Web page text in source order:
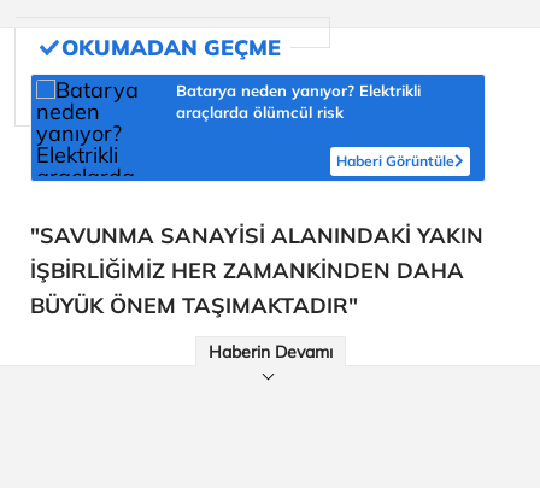
Batarya neden yanıyor? Elektrikli
araçlarda ölümcül risk
Haberi Görüntüle
"SAVUNMA SANAYİSİ ALANINDAKİ YAKIN
İŞBİRLİĞİMİZ HER ZAMANKİNDEN DAHA
BÜYÜK ÖNEM TAŞIMAKTADIR"
Haberin Devamı